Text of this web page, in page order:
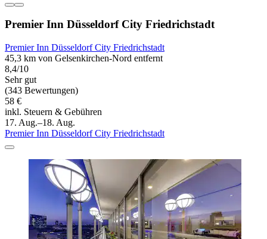
Premier Inn Düsseldorf City Friedrichstadt
Premier Inn Düsseldorf City Friedrichstadt
45,3 km von Gelsenkirchen-Nord entfernt
8,4/10
Sehr gut
(343 Bewertungen)
58 €
inkl. Steuern & Gebühren
17. Aug.–18. Aug.
Premier Inn Düsseldorf City Friedrichstadt